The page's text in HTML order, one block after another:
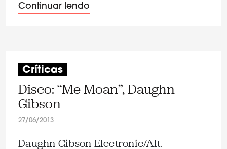
Continuar lendo
Críticas
Disco: “Me Moan”, Daughn
Gibson
27/06/2013
Daughn Gibson Electronic/Alt.